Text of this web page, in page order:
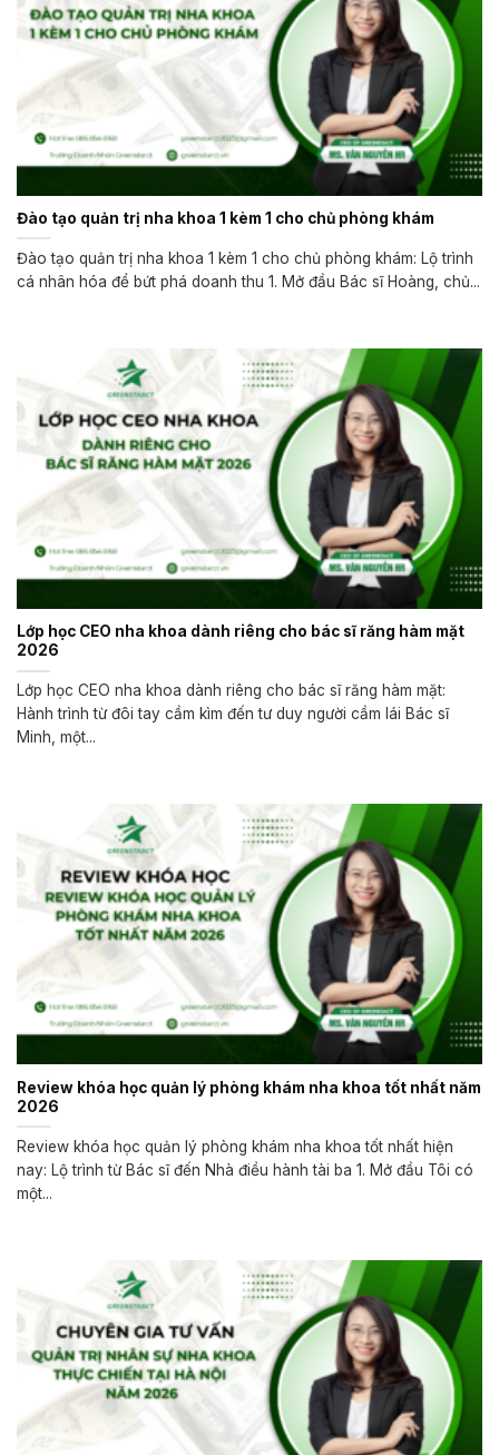
Đào tạo quản trị nha khoa 1 kèm 1 cho chủ phòng khám
Đào tạo quản trị nha khoa 1 kèm 1 cho chủ phòng khám: Lộ trình
cá nhân hóa để bứt phá doanh thu 1. Mở đầu Bác sĩ Hoàng, chủ...
Lớp học CEO nha khoa dành riêng cho bác sĩ răng hàm mặt
2026
Lớp học CEO nha khoa dành riêng cho bác sĩ răng hàm mặt:
Hành trình từ đôi tay cầm kìm đến tư duy người cầm lái Bác sĩ
Minh, một...
Review khóa học quản lý phòng khám nha khoa tốt nhất năm
2026
Review khóa học quản lý phòng khám nha khoa tốt nhất hiện
nay: Lộ trình từ Bác sĩ đến Nhà điều hành tài ba 1. Mở đầu Tôi có
một...